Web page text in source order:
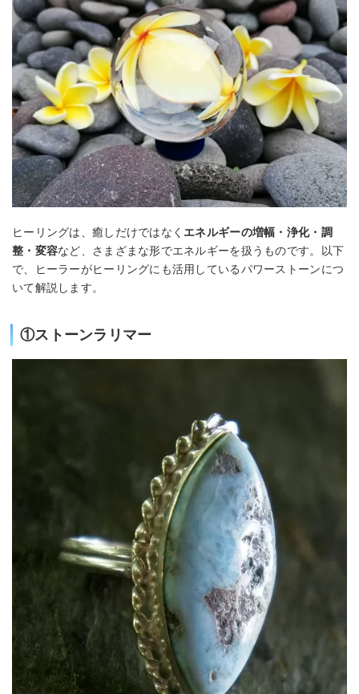
ヒーリングは、癒しだけではなく エネルギーの増幅・浄化・調
整・変容など、さまざまな形でエネルギーを扱うものです。以下
で、ヒーラーがヒーリングにも活用しているパワーストーンにつ
いて解説します。
①ストーンラリマー